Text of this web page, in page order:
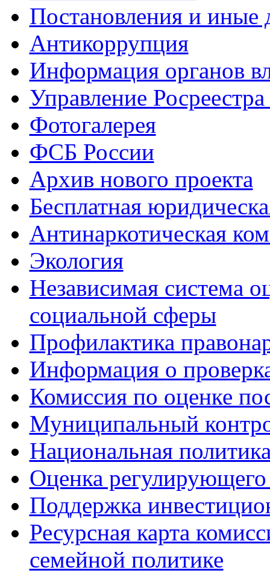
Постановления и иные
Антикоррупция
Информация органов
Управление
Фотогалерея
ФСБ России
Архив нового проекта
Бесплатная
Антинаркотическая
Экология
Независимая система
социальной сферы
Профилактика
Информация о
Комиссия по оценке
Муниципальный
Национальная
Оценка регулирующего
Поддержка
Ресурсная карта
семейной политике